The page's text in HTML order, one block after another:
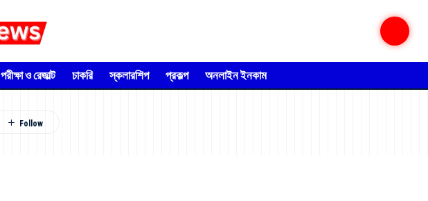
পরীক্ষা ও রেজাল্ট চাকরি স্কলারশিপ প্রকল্প অনলাইন ইনকাম